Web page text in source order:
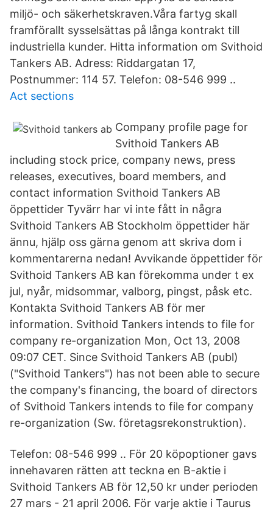
miljö- och säkerhetskraven.Våra fartyg skall
framförallt sysselsättas på långa kontrakt till
industriella kunder. Hitta information om Svithoid
Tankers AB. Adress: Riddargatan 17,
Postnummer: 114 57. Telefon: 08-546 999 ..
Act sections
Company profile page for
Svithoid Tankers AB
including stock price, company news, press
releases, executives, board members, and
contact information Svithoid Tankers AB
öppettider Tyvärr har vi inte fått in några
Svithoid Tankers AB Stockholm öppettider här
ännu, hjälp oss gärna genom att skriva dom i
kommentarerna nedan! Avvikande öppettider för
Svithoid Tankers AB kan förekomma under t ex
jul, nyår, midsommar, valborg, pingst, påsk etc.
Kontakta Svithoid Tankers AB för mer
information. Svithoid Tankers intends to file for
company re-organization Mon, Oct 13, 2008
09:07 CET. Since Svithoid Tankers AB (publ)
("Svithoid Tankers") has not been able to secure
the company's financing, the board of directors
of Svithoid Tankers intends to file for company
re-organization (Sw. företagsrekonstruktion).
Telefon: 08-546 999 .. För 20 köpoptioner gavs
innehavaren rätten att teckna en B-aktie i
Svithoid Tankers AB för 12,50 kr under perioden
27 mars - 21 april 2006. För varje aktie i Taurus